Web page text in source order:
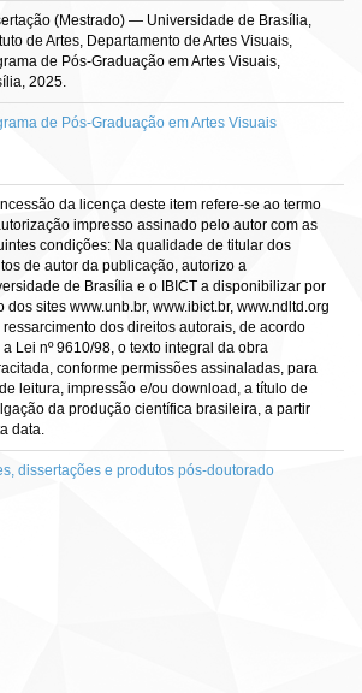
(Mestrado) — Universidade de Brasília,
de Artes, Departamento de Artes Visuais,
de Pós-Graduação em Artes Visuais,
2025.
de Pós-Graduação em Artes Visuais
da licença deste item refere-se ao termo
impresso assinado pelo autor com as
condições: Na qualidade de titular dos
de autor da publicação, autorizo a
de Brasília e o IBICT a disponibilizar por
dos sites www.unb.br, www.ibict.br, www.ndltd.org
ressarcimento dos direitos autorais, de acordo
a Lei nº 9610/98, o texto integral da obra
conforme permissões assinaladas, para
leitura, impressão e/ou download, a título de
da produção científica brasileira, a partir
data.
dissertações e produtos pós-doutorado